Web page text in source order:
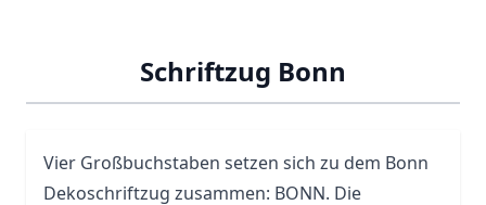
Schriftzug Bonn
Vier Großbuchstaben setzen sich zu dem Bonn
Dekoschriftzug zusammen: BONN. Die